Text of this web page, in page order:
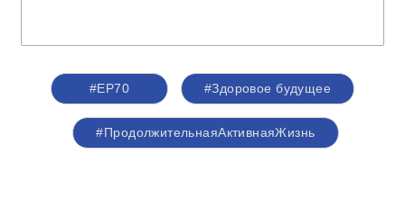
#ЕР70 #Здоровое будущее
#ПродолжительнаяАктивнаяЖизнь